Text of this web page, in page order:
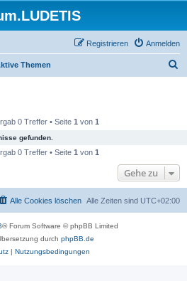
Anmelden
Registrieren
Themen
0 Treffer • Seite 1 von 1
gefunden.
0 Treffer • Seite 1 von 1
Gehe zu
Alle Zeiten sind UTC+02:00
Alle Cookies löschen
® Forum Software © phpBB Limited
durch phpBB.de
| Nutzungsbedingungen